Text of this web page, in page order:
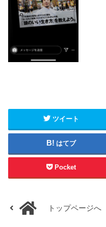
ツイート
はてブ
Pocket
トップページへ